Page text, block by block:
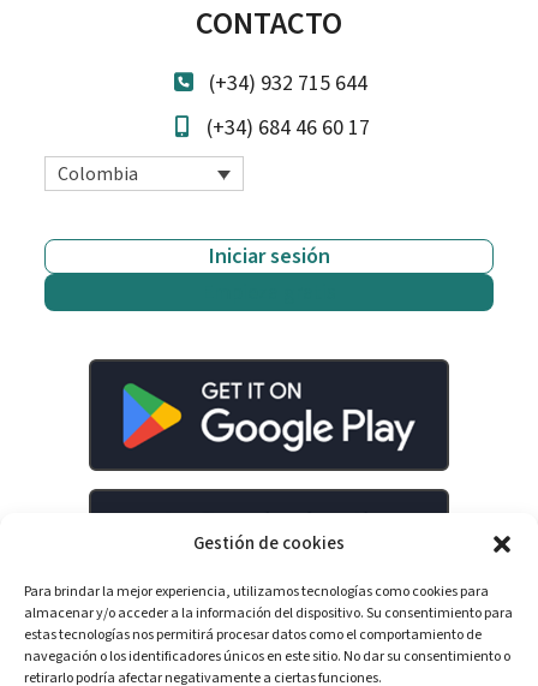
Gestión de cookies
Para brindar la mejor experiencia, utilizamos tecnologías como cookies para
almacenar y/o acceder a la información del dispositivo. Su consentimiento para
estas tecnologías nos permitirá procesar datos como el comportamiento de
navegación o los identificadores únicos en este sitio. No dar su consentimiento o
retirarlo podría afectar negativamente a ciertas funciones.
CONTACTO
(+34) 932 715 644
(+34) 684 46 60 17
Colombia
Iniciar sesión